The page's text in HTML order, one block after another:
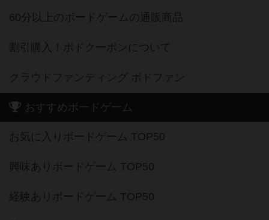
60分以上のボードゲームの通販商品
割引購入！ボドクーポンについて
クラウドファンディング ボドファン
おすすめボードゲーム
お気に入りボードゲーム TOP50
興味ありボードゲーム TOP50
経験ありボードゲーム TOP50